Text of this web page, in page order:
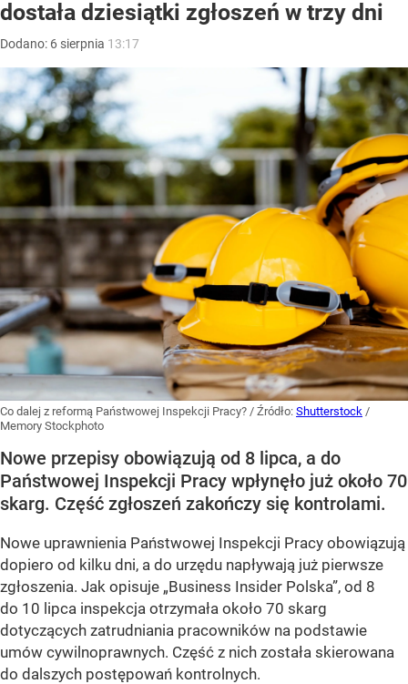
dostała dziesiątki zgłoszeń w trzy dni
Dodano: 6 sierpnia 13:17
Co dalej z reformą Państwowej Inspekcji Pracy? / Źródło: Shutterstock /
Memory Stockphoto
Nowe przepisy obowiązują od 8 lipca, a do
Państwowej Inspekcji Pracy wpłynęło już około 70
skarg. Część zgłoszeń zakończy się kontrolami.
Nowe uprawnienia Państwowej Inspekcji Pracy obowiązują
dopiero od kilku dni, a do urzędu napływają już pierwsze
zgłoszenia. Jak opisuje „Business Insider Polska”, od 8
do 10 lipca inspekcja otrzymała około 70 skarg
dotyczących zatrudniania pracowników na podstawie
umów cywilnoprawnych. Część z nich została skierowana
do dalszych postępowań kontrolnych.